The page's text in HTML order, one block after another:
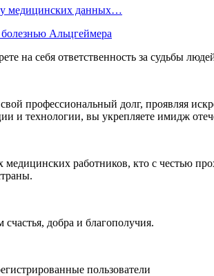
медицинских данных…
Альцгеймера
на себя ответственность за судьбы
профессиональный долг, проявляя
и технологии, вы укрепляете имидж
медицинских работников, кто с честью
добра и благополучия.
пользователи